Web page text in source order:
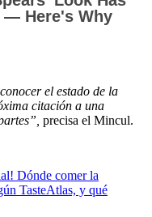
el estado de la
citación a una
precisa el Mincul.